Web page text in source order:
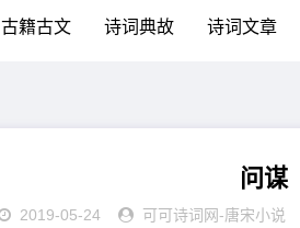
古籍古文 诗词典故 诗词文章
问谋
2019-05-24 可可诗词网-唐宋小说